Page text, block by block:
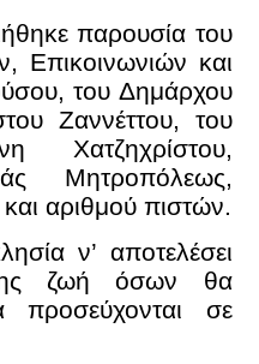
παρουσία του
Επικοινωνιών και
του Δημάρχου
Ζαννέττου, του
Χατζηχρίστου,
Μητροπόλεως,
αριθμού πιστών.
ν’ αποτελέσει
ζωή όσων θα
προσεύχονται σε